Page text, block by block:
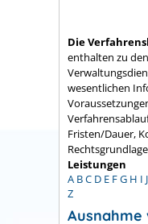
Die
enthalten zu
wesentlichen
Fristen/Dauer,
Leistungen
A BC D E FG H I J
Z